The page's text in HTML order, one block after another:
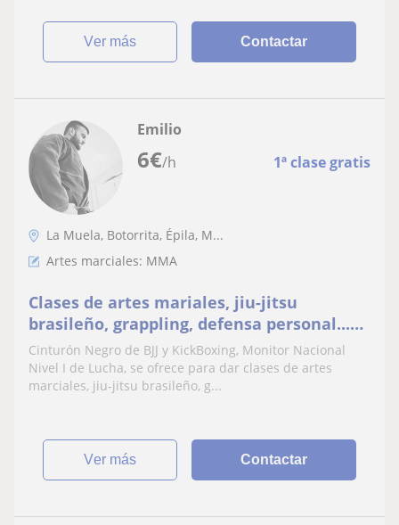
ver más Contactar
6€/h 1ª clase gratis
Emilio
La Muela, Botorrita, Épila, M...
Artes marciales: MMA
Clases de artes mariales, jiu-jitsu
brasileño, grappling, defensa personal...
Posibilidad de entrenar hasta 4 días a la
semana
Cinturón Negro de BJJ y KickBoxing, Monitor Nacional
Nivel I de Lucha, se ofrece para dar clases de artes
marciales, jiu-jitsu brasileño, g...
ver más Contactar